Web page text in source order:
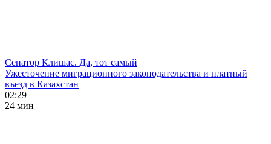
Сенатор Клишас. Да, тот самый
Ужесточение миграционного законодательства и платный
въезд в Казахстан
02:29
24 мин